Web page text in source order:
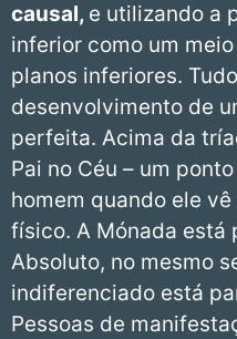
causal, e utilizando a
inferior como um
planos inferiores.
desenvolvimento de
perfeita. Acima da
Pai no Céu – um
homem quando ele
físico. A Mónada está
Absoluto, no mesmo
indiferenciado está
Pessoas de